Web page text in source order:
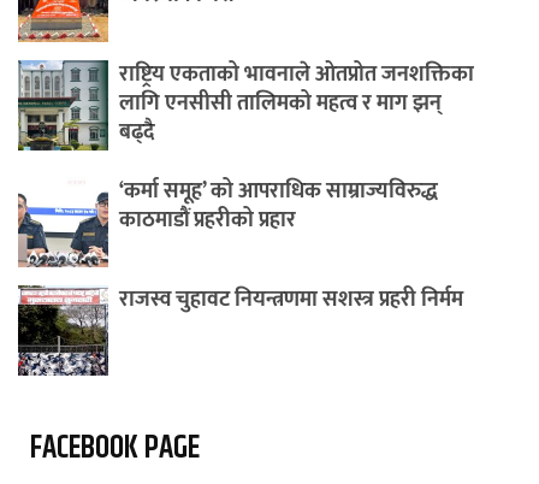
राष्ट्रिय एकताको भावनाले ओतप्रोत जनशक्तिका
लागि एनसीसी तालिमको महत्व र माग झन्
बढ्दै
‘कर्मा समूह’ को आपराधिक साम्राज्यविरुद्ध
काठमाडौं प्रहरीको प्रहार
राजस्व चुहावट नियन्त्रणमा सशस्त्र प्रहरी निर्मम
FACEBOOK PAGE